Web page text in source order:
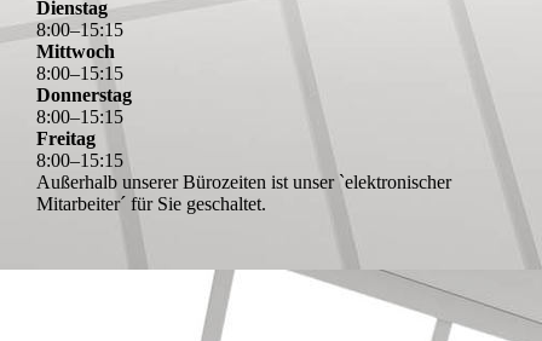
Dienstag
8:00–15:15
Mittwoch
8:00–15:15
Donnerstag
8:00–15:15
Freitag
8:00–15:15
Außerhalb unserer Bürozeiten ist unser `elektronischer
Mitarbeiter´ für Sie geschaltet.